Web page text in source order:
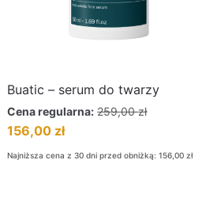
Buatic – serum do twarzy
Cena regularna: 259,00zł
156,00 zł
Najniższa cena z 30 dni przed obniżką:156,00zł